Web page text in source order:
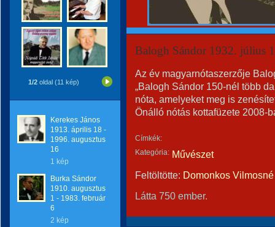
1/2oldal (11 kép)
Kerekes János
1913. április 18 -
1996. augusztus
16
1 kép
Burka Sándor
1910. augusztus
1 - 1983. február
6
2 kép
Balogh Sándor 1932. július
Az év magyarnótaszerzője
„Balogh Sándor 150-nél több
nóta, amelyeket meg is
Önálló nótás kottafüzete 2008-
Címkék:
Kategória: Művészet
Feltöltötte: Domonkos
Látta 750 ember.